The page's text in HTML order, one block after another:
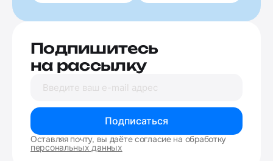
Подпишитесь
на рассылку
Подписаться
Оставляя почту, вы даёте согласие на обработку
персональных данных